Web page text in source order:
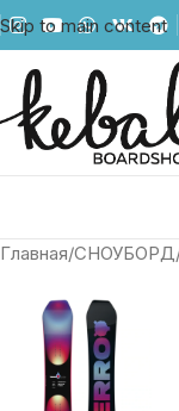
Skip to main content
Главная СНОУБОРД